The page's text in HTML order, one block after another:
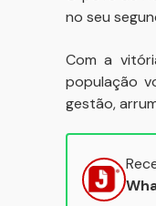
no seu
Com a
população
gestão,